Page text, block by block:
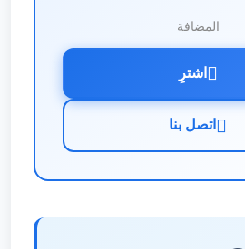
المضافة
اشترِ
اتصل بنا